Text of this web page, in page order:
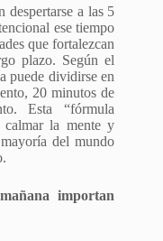
despertarse a las 5
ese tiempo
que fortalezcan
plazo. Según el
puede dividirse en
20 minutos de
Esta “fórmula
calmar la mente y
del mundo
importan